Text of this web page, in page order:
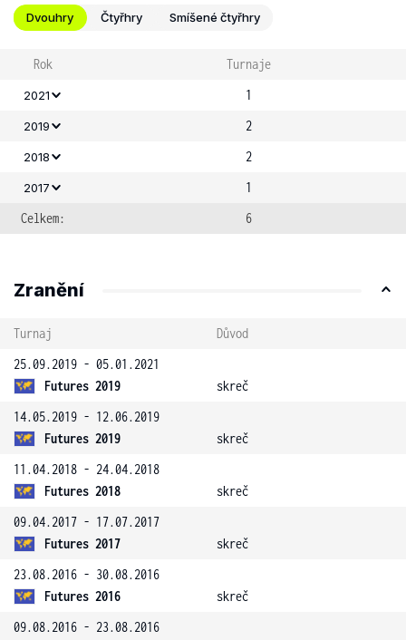
Dvouhry Čtyřhry Smíšené čtyřhry
Rok Turnaje
2021 1
2019 2
2018 2
2017
1
Celkem:
6
Zranění
Turnaj
Důvod
25.09.2019 - 05.01.2021
Futures 2019
skreč
14.05.2019 - 12.06.2019
Futures 2019
skreč
11.04.2018 - 24.04.2018
Futures 2018
skreč
09.04.2017 - 17.07.2017
Futures 2017
skreč
23.08.2016 - 30.08.2016
Futures 2016
skreč
09.08.2016 - 23.08.2016